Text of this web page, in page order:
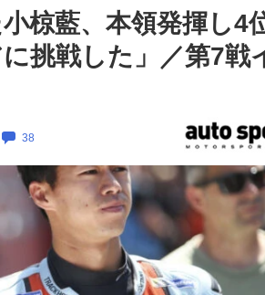
椋藍、本領発揮し4
挑戦した」／第7戦
38